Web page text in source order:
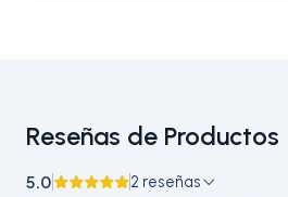
Reseñas de Productos
5.0 2 reseñas